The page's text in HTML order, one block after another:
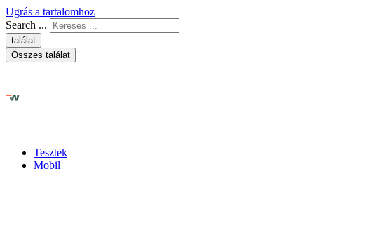
Ugrás a tartalomhoz
Search ...
találat
Összes találat
Tesztek
Mobil